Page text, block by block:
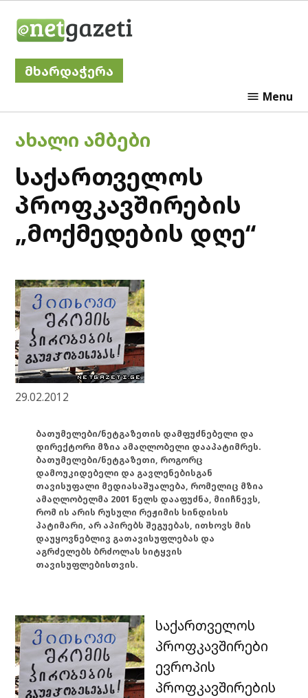
მხარდაჭერა
Menu
POSTED
IN
ᲐᲮᲐᲚᲘ ᲐᲛᲑᲔᲑᲘ
საქართველოს
პროფკავშირების
„მოქმედების დღე“
29.02.2012
ბათუმელები/ნეტგაზეთის დამფუძნებელი და
დირექტორი მზია ამაღლობელი დააპატიმრეს.
ბათუმელები/ნეტგაზეთი, როგორც
დამოუკიდებელი და გავლენებისგან
თავისუფალი მედიასაშუალება, რომელიც მზია
ამაღლობელმა 2001 წელს დააფუძნა, მიიჩნევს,
რომ ის არის რუსული რეჟიმის სინდისის
პატიმარი, არ აპირებს შეგუებას, ითხოვს მის
დაუყოვნებლივ გათავისუფლებას და
აგრძელებს ბრძოლას სიტყვის
თავისუფლებისთვის.
საქართველოს
პროფკავშირები
ევროპის
პროფკავშირების